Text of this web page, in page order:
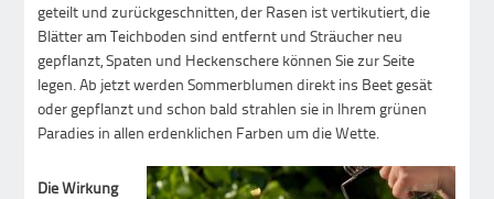
geteilt und zurückgeschnitten, der Rasen ist vertikutiert, die
Blätter am Teichboden sind entfernt und Sträucher neu
gepflanzt, Spaten und Heckenschere können Sie zur Seite
legen. Ab jetzt werden Sommerblumen direkt ins Beet gesät
oder gepflanzt und schon bald strahlen sie in Ihrem grünen
Paradies in allen erdenklichen Farben um die Wette.
Die Wirkung